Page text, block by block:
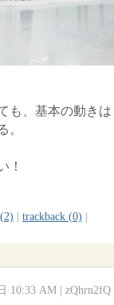
も、基本の動きは
。
！
trackback (0)
10:33 AM | zQhrn2fQ